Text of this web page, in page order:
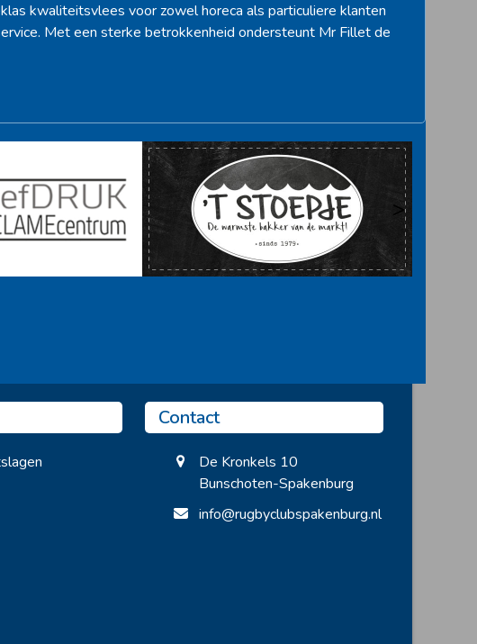
kwaliteitsvlees voor zowel horeca als particuliere klanten
Met een sterke betrokkenheid ondersteunt Mr Fillet de
>
Contact
De Kronkels 10
Bunschoten-Spakenburg
info@rugbyclubspakenburg.nl